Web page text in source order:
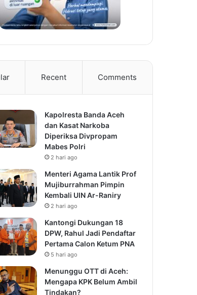
Recent Comments
Kapolresta Banda Aceh
dan Kasat Narkoba
Diperiksa Divpropam
Mabes Polri
2 hari ago
Menteri Agama Lantik Prof
Mujiburrahman Pimpin
Kembali UIN Ar-Raniry
2 hari ago
Kantongi Dukungan 18
DPW, Rahul Jadi Pendaftar
Pertama Calon Ketum PNA
5 hari ago
Menunggu OTT di Aceh:
Mengapa KPK Belum Ambil
Tindakan?